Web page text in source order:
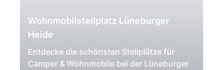
Wohnmobilstellplatz Lüneburger
Heide
Entdecke die schönsten Stellplätze für
Camper & Wohnmobile bei der Lüneburger